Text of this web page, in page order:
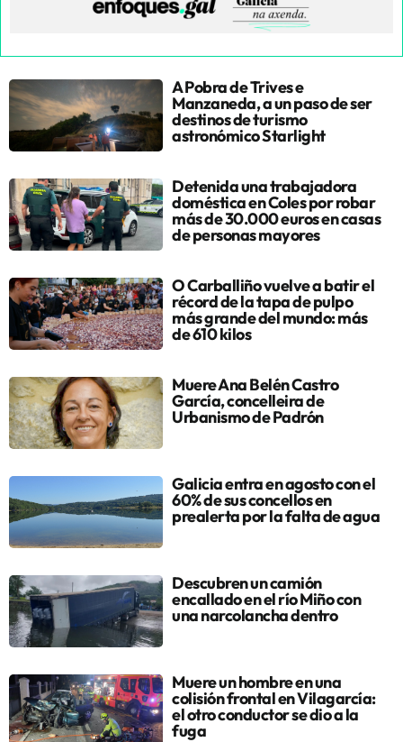
A Pobra de Trives e
Manzaneda, a un paso de ser
destinos de turismo
astronómico Starlight
Detenida una trabajadora
doméstica en Coles por robar
más de 30.000 euros en casas
de personas mayores
O Carballiño vuelve a batir el
récord de la tapa de pulpo
más grande del mundo: más
de 610 kilos
Muere Ana Belén Castro
García, concelleira de
Urbanismo de Padrón
Galicia entra en agosto con el
60% de sus concellos en
prealerta por la falta de agua
Descubren un camión
encallado en el río Miño con
una narcolancha dentro
Muere un hombre en una
colisión frontal en Vilagarcía:
el otro conductor se dio a la
fuga